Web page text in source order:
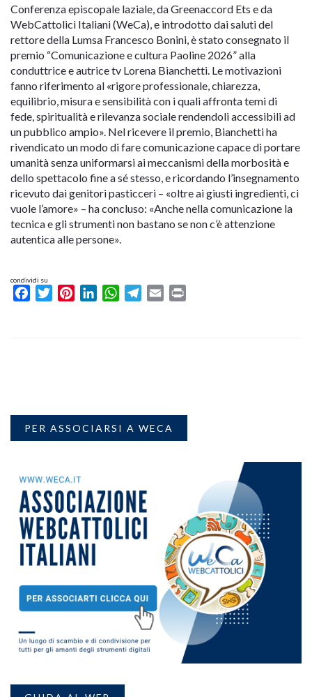
Conferenza episcopale laziale, da Greenaccord Ets e da
WebCattolici Italiani (WeCa), e introdotto dai saluti del
rettore della Lumsa Francesco Bonini, è stato consegnato il
premio “Comunicazione e cultura Paoline 2026” alla
conduttrice e autrice tv Lorena Bianchetti. Le motivazioni
fanno riferimento al «rigore professionale, chiarezza,
equilibrio, misura e sensibilità con i quali affronta temi di
fede, spiritualità e rilevanza sociale rendendoli accessibili ad
un pubblico ampio». Nel ricevere il premio, Bianchetti ha
rivendicato un modo di fare comunicazione capace di portare
umanità senza uniformarsi ai meccanismi della morbosità e
dello spettacolo fine a sé stesso, e ricordando l’insegnamento
ricevuto dai genitori pasticceri – «oltre ai giusti ingredienti, ci
vuole l’amore» – ha concluso: «Anche nella comunicazione la
tecnica e gli strumenti non bastano se non c’è attenzione
autentica alle persone».
condividi su
FacebookTwitterPinterestLinkedInWhatsAppTelegram
Email
PER ASSOCIARSI A WECA